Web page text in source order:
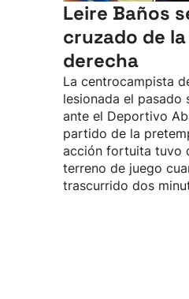
Leire Baños
cruzado de
derecha
La centrocampista
lesionada el pasado
ante el Deportivo
partido de la
acción fortuita tuvo
terreno de juego
trascurrido dos